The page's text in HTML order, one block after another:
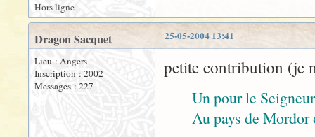
Hors ligne
25-05-2004 13:41
Dragon Sacquet
Lieu : Angers
Inscription : 2002
Messages : 227
petite contribution (je
Un pour le
Au pays de Mordor